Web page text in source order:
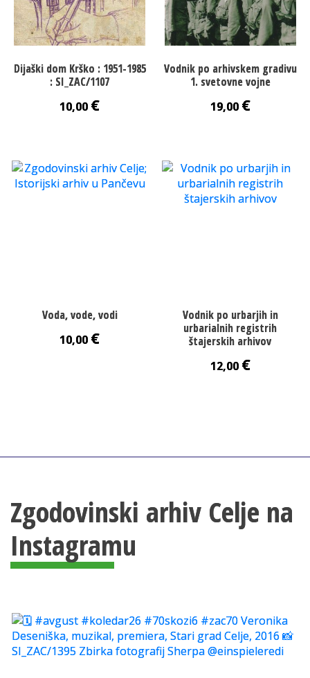
Dijaški dom Krško : 1951-1985
: SI_ZAC/1107
10,00 €
Vodnik po arhivskem gradivu
1. svetovne vojne
19,00 €
Voda, vode, vodi
10,00 €
Vodnik po urbarjih in
urbarialnih registrih
štajerskih arhivov
12,00 €
Zgodovinski arhiv Celje na
Instagramu